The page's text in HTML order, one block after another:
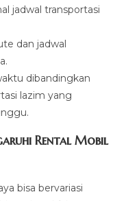
jadwal transportasi
dan jadwal
dibandingkan
lazim yang
Rental Mobil
bisa bervariasi